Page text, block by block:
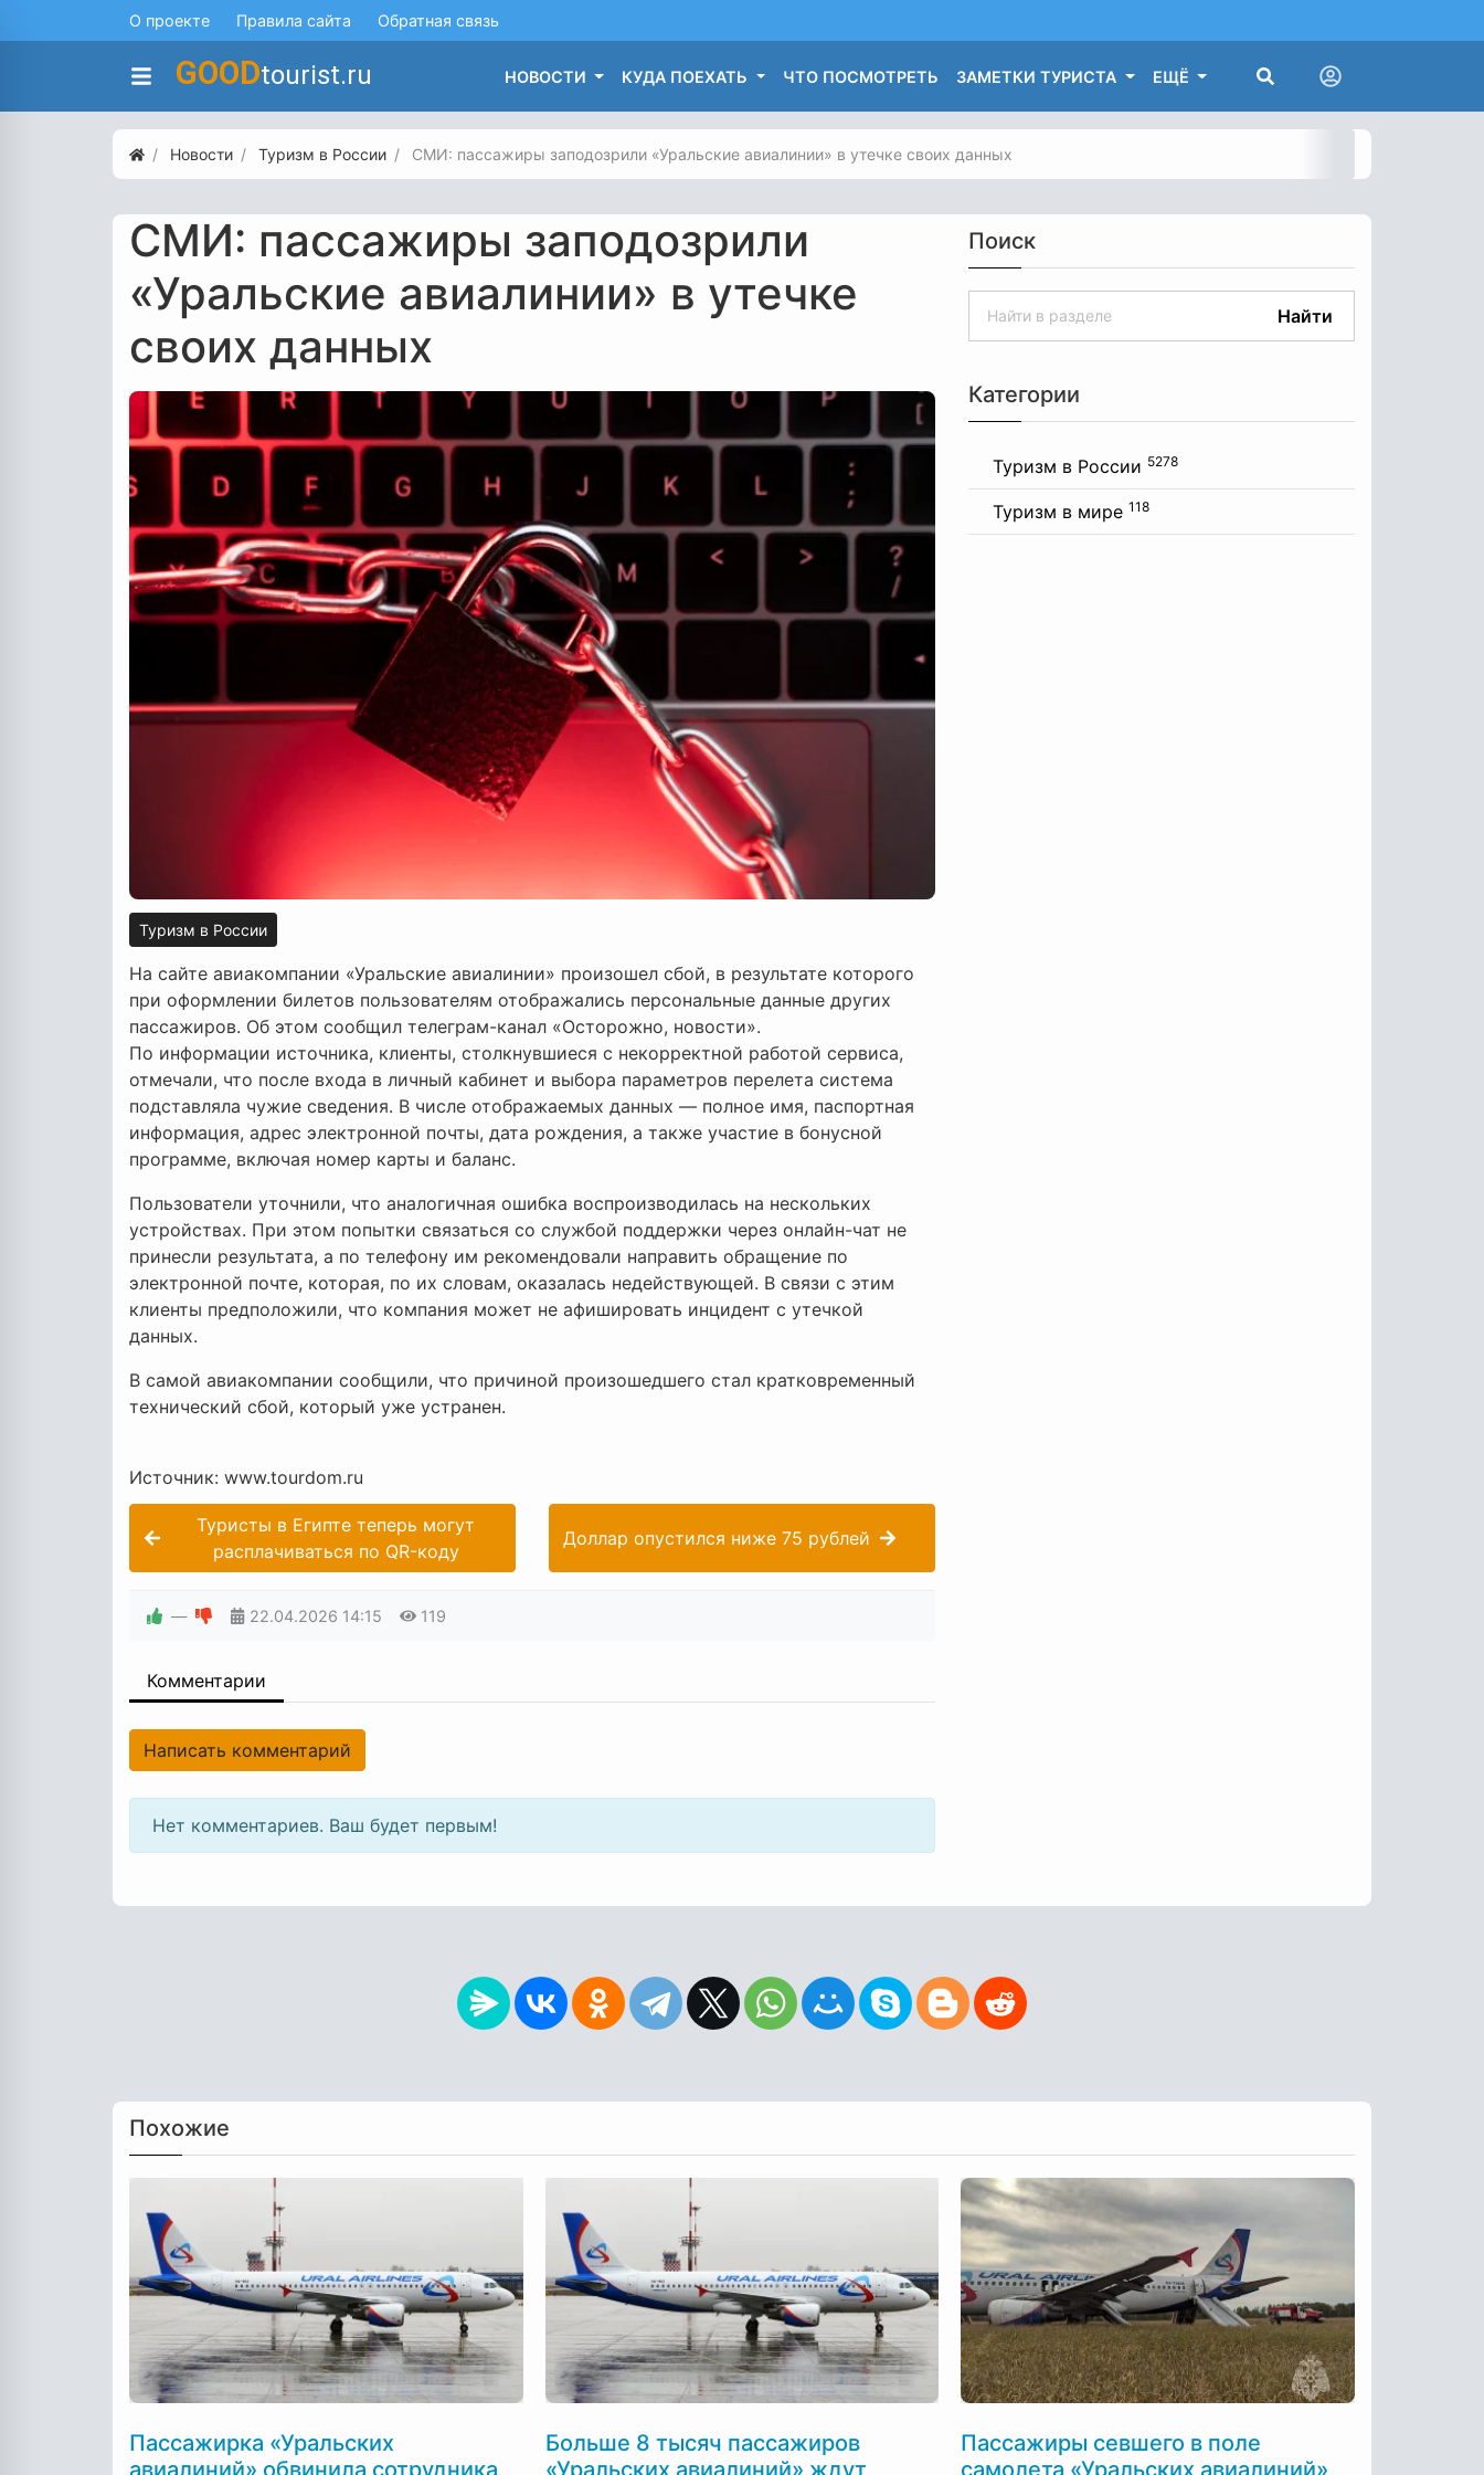
О проекте Правила сайта Обратная связь
GOODtourist.ru НОВОСТИ КУДА ПОЕХАТЬ ЧТО ПОСМОТРЕТЬ ЗАМЕТКИ ТУРИСТА ЕЩЁ
Новости Туризм в России СМИ: пассажиры заподозрили «Уральские авиалинии» в утечке своих данных
СМИ: пассажиры заподозрили
«Уральские авиалинии» в утечке
своих данных
Туризм в России
На сайте авиакомпании «Уральские авиалинии» произошел сбой, в результате которого
при оформлении билетов пользователям отображались персональные данные других
пассажиров. Об этом сообщил телеграм-канал «Осторожно, новости».
По информации источника, клиенты, столкнувшиеся с некорректной работой сервиса,
отмечали, что после входа в личный кабинет и выбора параметров перелета система
подставляла чужие сведения. В числе отображаемых данных — полное имя, паспортная
информация, адрес электронной почты, дата рождения, а также участие в бонусной
программе, включая номер карты и баланс.
Пользователи уточнили, что аналогичная ошибка воспроизводилась на нескольких
устройствах. При этом попытки связаться со службой поддержки через онлайн-чат не
принесли результата, а по телефону им рекомендовали направить обращение по
электронной почте, которая, по их словам, оказалась недействующей. В связи с этим
клиенты предположили, что компания может не афишировать инцидент с утечкой
данных.
В самой авиакомпании сообщили, что причиной произошедшего стал кратковременный
технический сбой, который уже устранен.
Источник: www.tourdom.ru
Туристы в Египте теперь могут
расплачиваться по QR-коду
Доллар опустился ниже 75 рублей
— 22.04.2026 14:15 119
Комментарии
Написать комментарий
Нет комментариев. Ваш будет первым!
Поиск
Найти
Категории
Туризм в России 5278
Туризм в мире 118
Похожие
Пассажирка «Уральских
авиалиний» обвинила сотрудника
Больше 8 тысяч пассажиров
«Уральских авиалиний» ждут
Пассажиры севшего в поле
самолета «Уральских авиалиний»